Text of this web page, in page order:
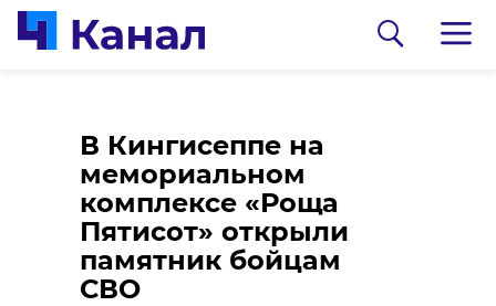
В Кингисеппе на
мемориальном
комплексе «Роща
Пятисот» открыли
памятник бойцам
СВО
В Ивангороде
развернули
уникальную копию
штурмового Знамени
Победы
09 мая, 17:16
Как в Кингисеппе
отмечали 81
годовщину Победы в
Великой
Отечественной войне
- фоторепортаж